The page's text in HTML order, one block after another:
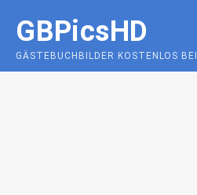
content
GBPicsHD
GÄSTEBUCHBILDER KOSTENLOS